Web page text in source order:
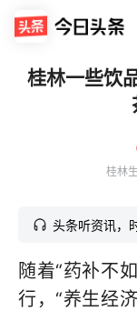
桂林一些饮
桂林
头条听资讯，
随着“药补不
行，“养生经